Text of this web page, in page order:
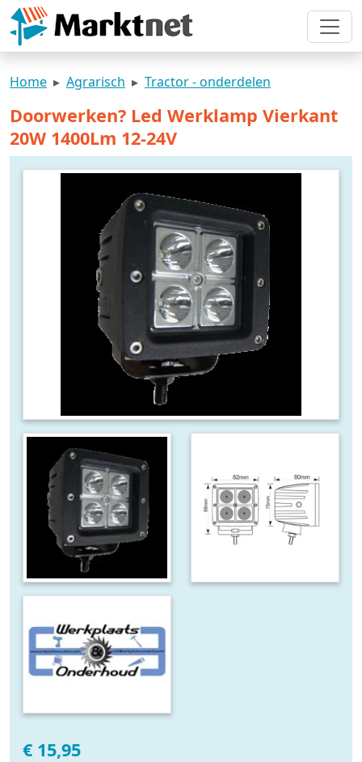
Home Agrarisch Tractor - onderdelen
Doorwerken? Led Werklamp Vierkant
20W 1400Lm 12-24V
€ 15,95